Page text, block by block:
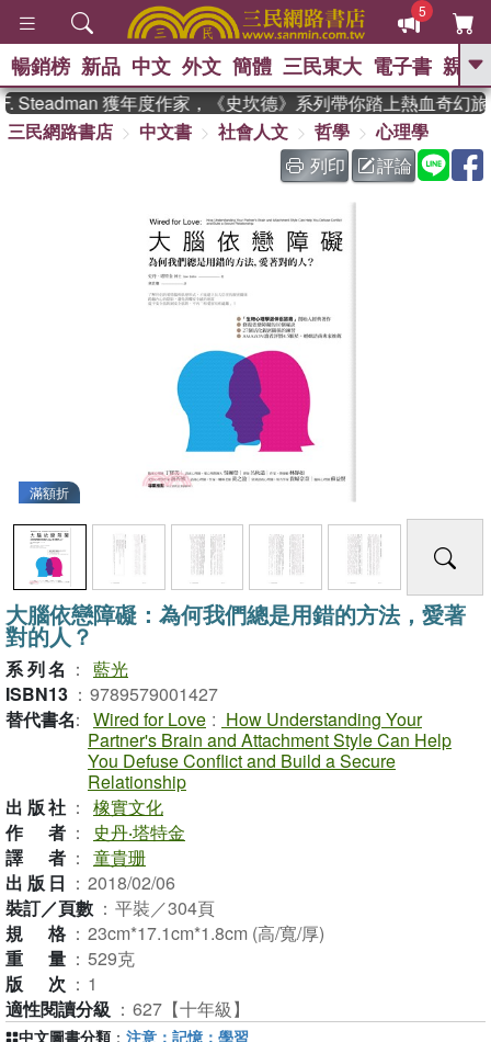
5
GO
熱搜： 東野圭吾 、 The Odyssey
、 如果歷史是一群喵 、 暑期
國際布克獎 臺灣漫遊錄 、 方
台灣的李登輝時代
孩：黎曼猜想 、 偉大的迷走神經
暢銷榜 新品 中文 外文 簡體 三民東大 電子書 親子
獲年度作家，《史坎德》系列帶你踏上熱血奇幻旅程
三民網路書店
中文書 社會人文 哲學
心理學
列印
評論
滿額折
大腦依戀障礙：為何我們總是用錯的方法，愛著
對的人？
系列名 ： 藍光
ISBN13 ： 9789579001427
替代書名： Wired for Love : How Understanding Your
Partner's Brain and Attachment Style Can Help
You Defuse Conflict and Build a Secure
Relationship
出版社 ： 橡實文化
作者 ：
史丹‧塔特金
譯者 ： 童貴珊
出版日 ： 2018/02/06
裝訂／頁數 ： 平裝／304頁
規格 ： 23cm*17.1cm*1.8cm (高/寬/厚)
重量 ： 529克
版次 ： 1
適性閱讀分級 ： 627【十年級】
中文圖書分類 ： 注意；記憶；學習